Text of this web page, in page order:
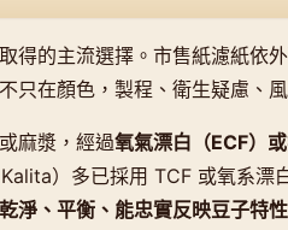
得的主流選擇。市售紙濾紙依
只在顏色，製程、衛生疑慮、
麻漿，經過氧氣漂白（ECF）
）多已採用 TCF 或氧系漂
乾淨、平衡、能忠實反映豆子特性